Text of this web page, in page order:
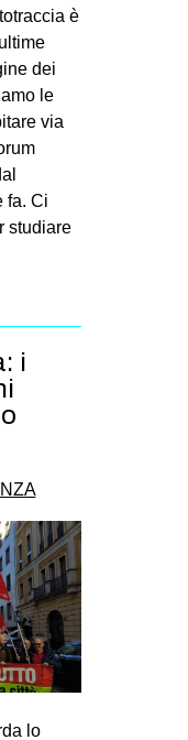
è
dei
le
via
fa. Ci
studiare
i
lo